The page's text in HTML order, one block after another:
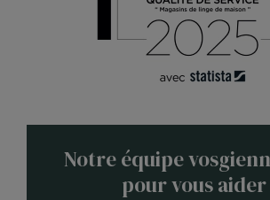
Notre équipe
pour vous aider